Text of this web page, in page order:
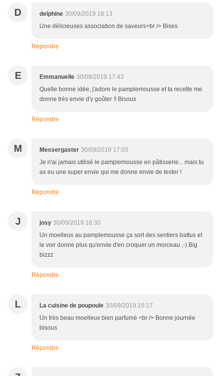
D delphine 30/09/2019 18:13
Une délicieuses association de saveurs<br /> Bises
Répondre
E Emmanuelle 30/09/2019 17:43
Quelle bonne idée, j'adore le pamplemousse et ta recette me
donne très envie d'y goûter !! Bisous
Répondre
M Messergaster 30/09/2019 17:03
Je n'ai jamais utilisé le pamplemousse en pâtisserie... mais tu
as eu une super envie qui me donne envie de tester !
Répondre
J josy 30/09/2019 16:30
Un moelleux au pamplemousse ça sort des sentiers battus et
le voir donne plus qu'envie d'en croquer un morceau ,-) Big
bizzz
Répondre
L La cuisine de poupoule 30/09/2019 15:17
Un très beau moelleux bien parfumé <br /> Bonne journée
bisous
Répondre